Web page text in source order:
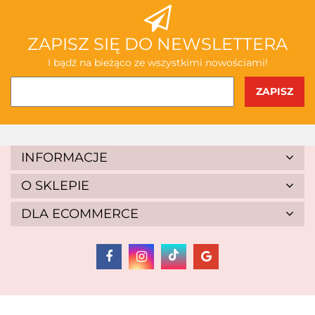
ABAKUS
AKSJOMAT
ALBIS
ZAPISZ SIĘ DO NEWSLETTERA
I bądź na bieżąco ze wszystkimi nowościami!
INFORMACJE
O SKLEPIE
DLA ECOMMERCE